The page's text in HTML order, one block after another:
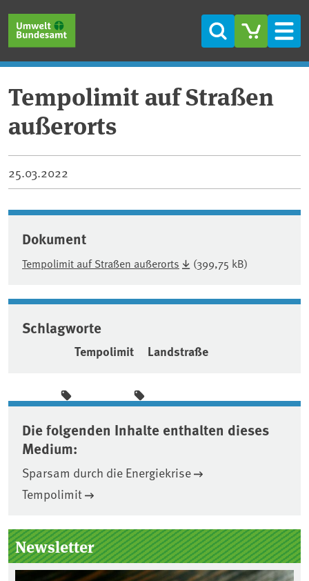
Suche
Tempolimit auf Straßen
außerorts
25.03.2022
Dokument
Tempolimit auf Straßen außerorts (399,75 kB)
Schlagworte
Tempolimit Landstraße
Die folgenden Inhalte enthalten dieses
Medium:
Sparsam durch die Energiekrise
Tempolimit
Seitenleiste
Newsletter